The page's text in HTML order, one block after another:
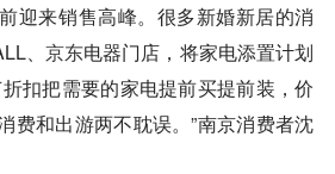
迎来销售高峰。很多新婚新居的消
、 京东电器门店，将家电添置计划
扣把需要的家电提前买提前装，价
费和出游两不耽误。”南京消费者沈